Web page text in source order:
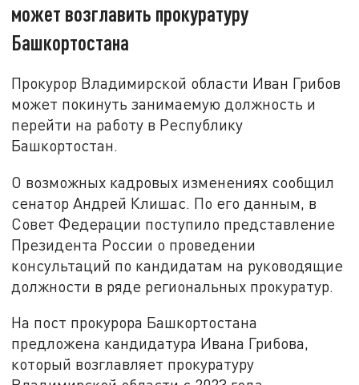
может возглавить прокуратуру
Башкортостана
Прокурор Владимирской области Иван Грибов
может покинуть занимаемую должность и
перейти на работу в Республику
Башкортостан.
О возможных кадровых изменениях сообщил
сенатор Андрей Клишас. По его данным, в
Совет Федерации поступило представление
Президента России о проведении
консультаций по кандидатам на руководящие
должности в ряде региональных прокуратур.
На пост прокурора Башкортостана
предложена кандидатура Ивана Грибова,
который возглавляет прокуратуру